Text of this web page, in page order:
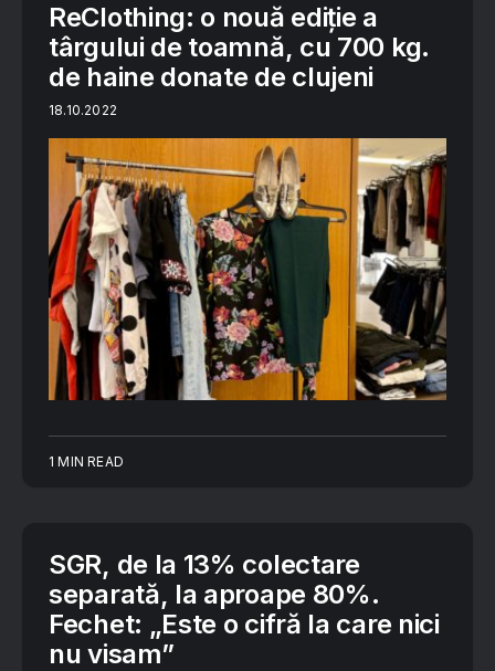
ReClothing: o nouă ediție a
târgului de toamnă, cu 700 kg.
de haine donate de clujeni
18.10.2022
1 MIN READ
SGR, de la 13% colectare
separată, la aproape 80%.
Fechet: „Este o cifră la care nici
nu visam”